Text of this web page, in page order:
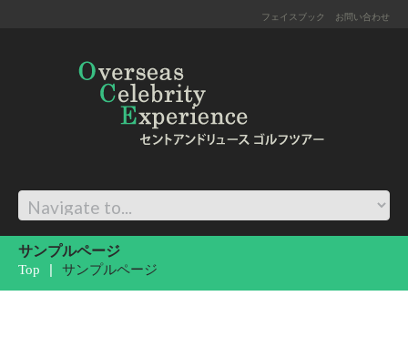
フェイスブック お問い合わせ
サンプルページ
Top サンプルページ